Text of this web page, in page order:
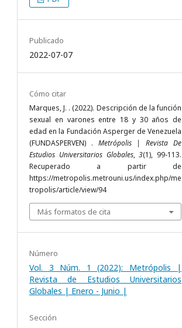
Publicado
2022-07-07
Cómo citar
Marques, J. . (2022). Descripción de la función
sexual en varones entre 18 y 30 años de
edad en la Fundación Asperger de Venezuela
(FUNDASPERVEN) . Metrópolis | Revista De
Estudios Universitarios Globales,3(1), 99-113.
Recuperado a partir de
https://metropolis.metrouni.us/index.php/me
tropolis/article/view/94
Más formatos de cita
Número
Vol. 3 Núm. 1 (2022): Metrópolis |
Revista de Estudios Universitarios
Globales | Enero - Junio |
Sección